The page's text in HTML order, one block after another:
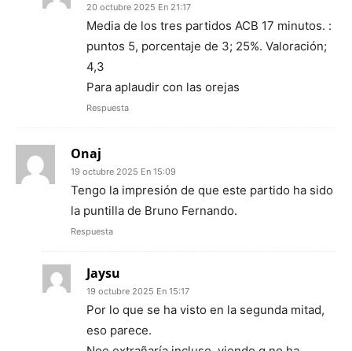
20 octubre 2025 En 21:17
Media de los tres partidos ACB 17 minutos. :
puntos 5, porcentaje de 3; 25%. Valoración;
4,3
Para aplaudir con las orejas
Respuesta
Onaj
19 octubre 2025 En 15:09
Tengo la impresión de que este partido ha sido
la puntilla de Bruno Fernando.
Respuesta
Jaysu
19 octubre 2025 En 15:17
Por lo que se ha visto en la segunda mitad,
eso parece.